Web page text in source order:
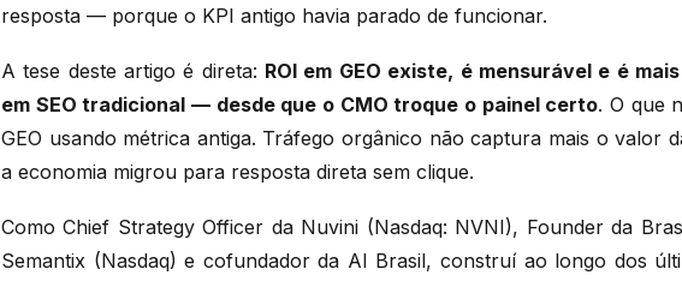
resposta — porque o KPI antigo havia parado de funcionar.
A tese deste artigo é direta: ROI em GEO existe, é mensurável e é
em SEO tradicional — desde que o CMO troque o painel certo. O que
GEO usando métrica antiga. Tráfego orgânico não captura mais o valor
a economia migrou para resposta direta sem clique.
Como Chief Strategy Officer da Nuvini (Nasdaq: NVNI), Founder da
Semantix (Nasdaq) e cofundador da AI Brasil, construí ao longo dos